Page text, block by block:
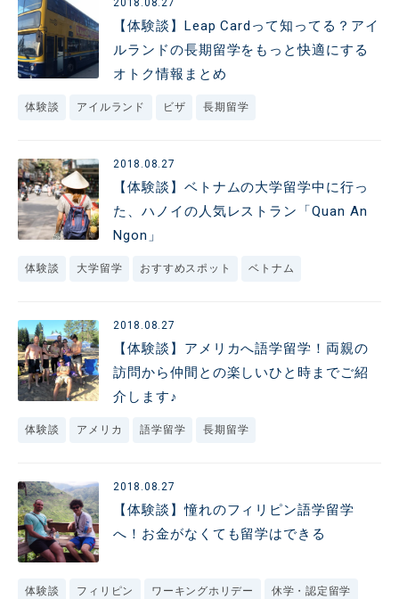
2018.08.27
【体験談】Leap Cardって知ってる？アイ
ルランドの長期留学をもっと快適にする
オトク情報まとめ
体験談 アイルランド ビザ 長期留学
2018.08.27
【体験談】ベトナムの大学留学中に行っ
た、ハノイの人気レストラン「Quan An
Ngon」
体験談 大学留学 おすすめスポット ベトナム
2018.08.27
【体験談】アメリカへ語学留学！両親の
訪問から仲間との楽しいひと時までご紹
介します♪
体験談 アメリカ 語学留学 長期留学
2018.08.27
【体験談】憧れのフィリピン語学留学
へ！お金がなくても留学はできる
体験談 フィリピン ワーキングホリデー 休学・認定留学